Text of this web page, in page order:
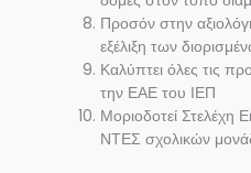
Προσόν στην
εξέλιξη των
Καλύπτει όλες τις
την ΕΑΕ του ΙΕΠ
Μοριοδοτεί Στελέχη
ΝΤΕΣ σχολικών